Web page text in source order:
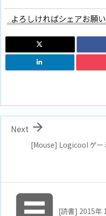
よろしければシェアお願
[Mouse] Logicool ゲー

Next
[読書] 2015年